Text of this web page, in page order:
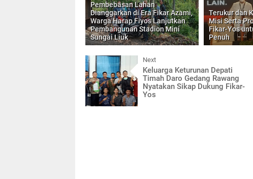
Pembebasan Lahan
Dianggarkan di Era Fikar Azami,
Warga Harap Fiyos Lanjutkan
Pembangunan Stadion Mini
Sungai Liuk
Terukur dan
Misi Serta
Fikar-Yos
Penuh
Next
Keluarga Keturunan Depati
Timah Daro Gedang Rawang
Nyatakan Sikap Dukung Fikar-
Yos